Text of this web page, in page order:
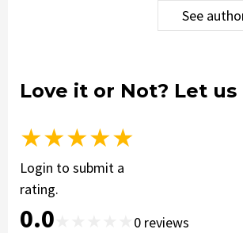
See
Love it or Not? Let us
★★★★★
Login to submit a
rating.
0.0 0 reviews